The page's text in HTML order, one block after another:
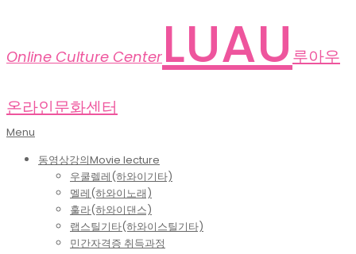
Online Culture Center LUAU 루아우
온라인문화센터
Primary
Menu
Menu
동영상강의Movie lecture
우쿨렐레(하와이기타)
멜레(하와이노래)
훌라(하와이댄스)
랩스틸기타(하와이스틸기타)
민간자격증 취득과정